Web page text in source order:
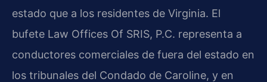
estado que a los residentes de Virginia. El
bufete Law Offices Of SRIS, P.C. representa a
conductores comerciales de fuera del estado en
los tribunales del Condado de Caroline, y en